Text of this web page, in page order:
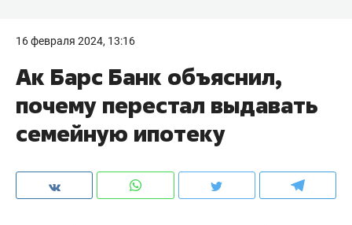
16 февраля 2024, 13:16
Ак Барс Банк объяснил,
почему перестал выдавать
семейную ипотеку